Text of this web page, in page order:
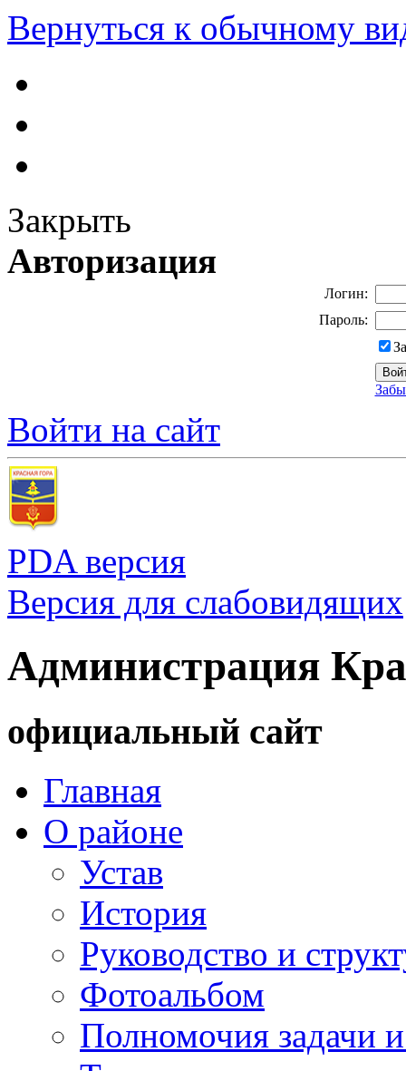
Вернуться к обычному
Закрыть
Авторизация
Логин:
Пароль:
Войти на сайт
PDA версия
Версия для слабовидящих
Администрация
официальный сайт
Главная
О районе
Устав
История
Руководство и
Фотоальбом
Полномочия задачи